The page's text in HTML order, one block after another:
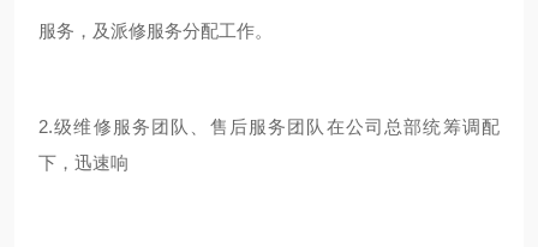
服务，及派修服务分配工作。
2.级维修服务团队、售后服务团队在公司总部统筹调配
下，迅速响